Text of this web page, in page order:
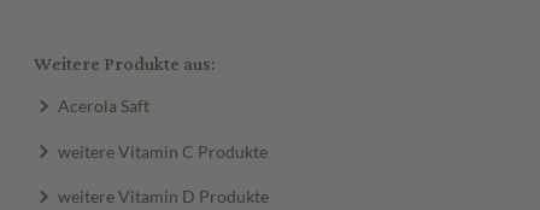
Weitere Produkte aus:
Acerola Saft
weitere Vitamin C Produkte
weitere Vitamin D Produkte